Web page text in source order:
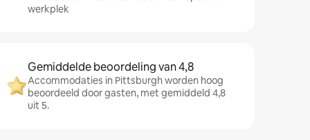
werkplek
Gemiddelde beoordeling van 4,8
Accommodaties in Pittsburgh worden hoog
beoordeeld door gasten, met gemiddeld 4,8
uit 5.